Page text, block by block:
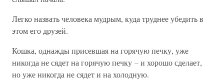
Легко назвать человека мудрым, куда труднее убедить в
этом его друзей.
Кошка, однажды присевшая на горячую печку, уже
никогда не сядет на горячую печку – и хорошо сделает,
но уже никогда не сядет и на холодную.